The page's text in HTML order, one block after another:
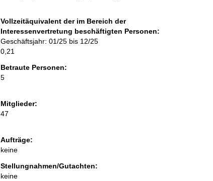
Vollzeitäquivalent der im Bereich der
Interessenvertretung beschäftigten Personen:
Geschäftsjahr: 01/25 bis 12/25
0,21
Betraute Personen:
5
Mitglieder:
47
Aufträge:
keine
Stellungnahmen/Gutachten:
keine